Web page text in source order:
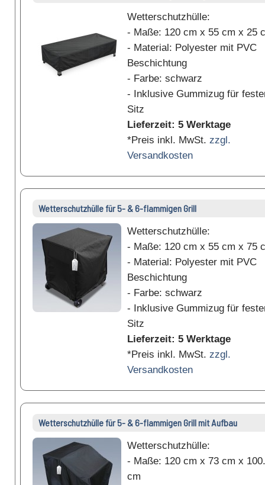
Wetterschutzhülle:
- Maße: 120 cm x 55 cm x 25
- Material: Polyester mit PVC
Beschichtung
- Farbe: schwarz
- Inklusive Gummizug für
Sitz
Lieferzeit: 5 Werktage
*Preis inkl. MwSt. zzgl.
Versandkosten
Wetterschutzhülle für 5- & 6-flammigen Grill
Wetterschutzhülle:
- Maße: 120 cm x 55 cm x 75
- Material: Polyester mit PVC
Beschichtung
- Farbe: schwarz
- Inklusive Gummizug für
Sitz
Lieferzeit: 5 Werktage
*Preis inkl. MwSt. zzgl.
Versandkosten
Wetterschutzhülle für 5- & 6-flammigen Grill mit Aufbau
Wetterschutzhülle:
- Maße: 120 cm x 73 cm x 100.
cm